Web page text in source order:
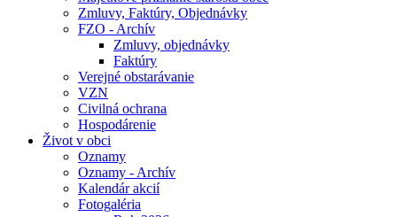
Zmluvy, Faktúry, Objednávky
FZO - Archív
Zmluvy, objednávky
Faktúry
Verejné obstarávanie
VZN
Civilná ochrana
Hospodárenie
Život v obci
Oznamy
Oznamy - Archív
Kalendár akcií
Fotogaléria